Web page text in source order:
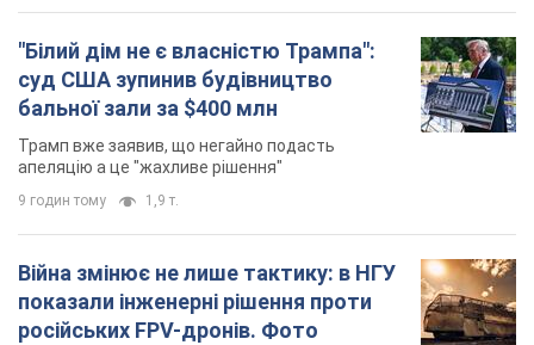
"Білий дім не є власністю Трампа":
суд США зупинив будівництво
бальної зали за $400 млн
Трамп вже заявив, що негайно подасть
апеляцію а це "жахливе рішення"
9 годин тому 1,9 т.
Війна змінює не лише тактику: в НГУ
показали інженерні рішення проти
російських FPV-дронів. Фото